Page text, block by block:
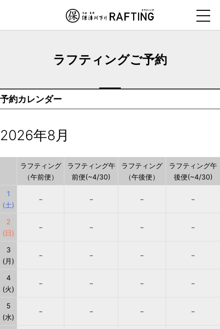
ビ
ゲ
シ
ン
す
ラフティングご予約
予約カレンダー
2026年8月
ラフティング
（午前便）
ラフティング午
前便(~4/30)
ラフティング
（午後便）
ラフティング午
後便(~4/30)
1
(土)
－ － － －
2
(日)
－ － － －
3
(月)
－ － － －
4
(火)
－ － － －
5
(水)
－ － － －